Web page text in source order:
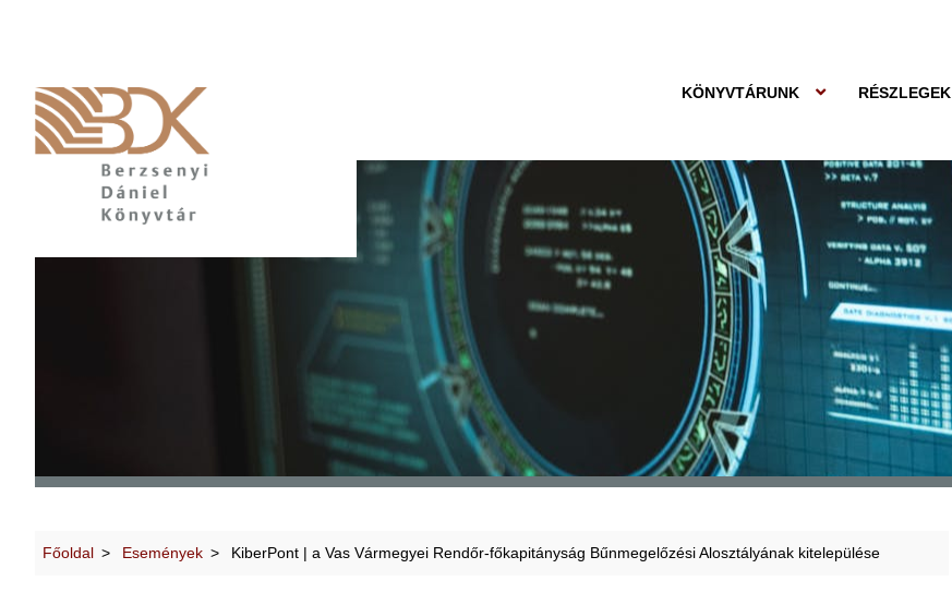
KÖNYVTÁRUNK RÉSZLEGEK
Főoldal Események KiberPont | a Vas Vármegyei Rendőr-főkapitányság Bűnmegelőzési Alosztályának kitelepülése